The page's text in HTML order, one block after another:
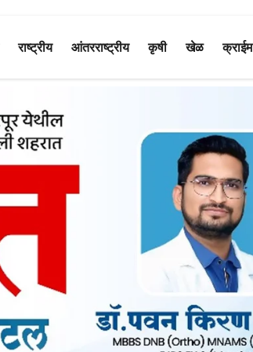
राष्ट्रीय आंतरराष्ट्रीय कृषी खेळ क्राईम